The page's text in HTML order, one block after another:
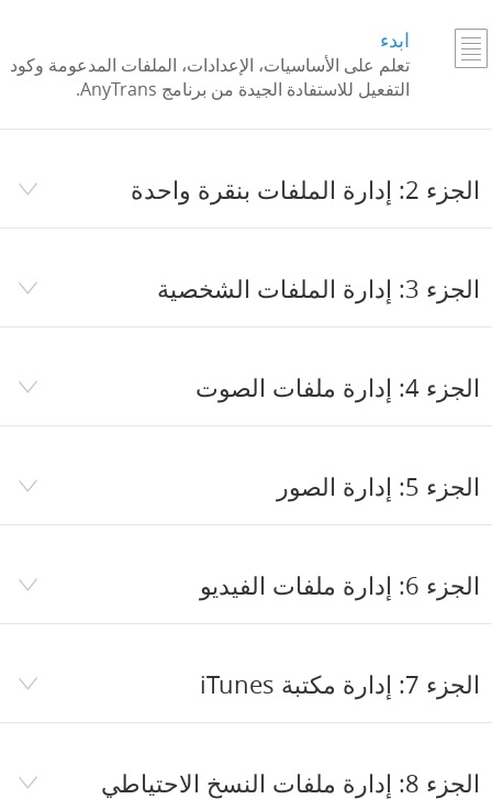
ابدء
تعلم على الأساسيات، الإعدادات، الملفات المدعومة وكود
التفعيل للاستفادة الجيدة من برنامج AnyTrans.
الجزء 2: إدارة الملفات بنقرة واحدة
الجزء 3: إدارة الملفات الشخصية
الجزء 4: إدارة ملفات الصوت
الجزء 5: إدارة الصور
الجزء 6: إدارة ملفات الفيديو
الجزء 7: إدارة مكتبة iTunes
الجزء 8: إدارة ملفات النسخ الاحتياطي